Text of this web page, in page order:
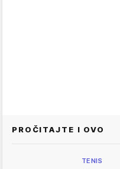
PROČITAJTE I OVO
TENIS